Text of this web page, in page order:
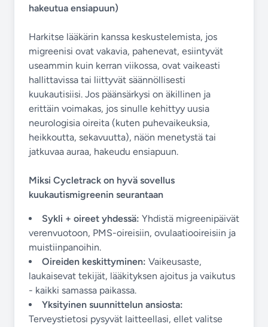
hakeutua ensiapuun)
Harkitse lääkärin kanssa keskustelemista, jos
migreenisi ovat vakavia, pahenevat, esiintyvät
useammin kuin kerran viikossa, ovat vaikeasti
hallittavissa tai liittyvät säännöllisesti
kuukautisiisi. Jos päänsärkysi on äkillinen ja
erittäin voimakas, jos sinulle kehittyy uusia
neurologisia oireita (kuten puhevaikeuksia,
heikkoutta, sekavuutta), näön menetystä tai
jatkuvaa auraa, hakeudu ensiapuun.
Miksi Cycletrack on hyvä sovellus
kuukautismigreenin seurantaan
Sykli + oireet yhdessä: Yhdistä migreenipäivät
verenvuotoon, PMS-oireisiin, ovulaatiooireisiin ja
muistiinpanoihin.
Oireiden keskittyminen: Vaikeusaste,
laukaisevat tekijät, lääkityksen ajoitus ja vaikutus
- kaikki samassa paikassa.
Yksityinen suunnittelun ansiosta:
Terveystietosi pysyvät laitteellasi, ellet valitse